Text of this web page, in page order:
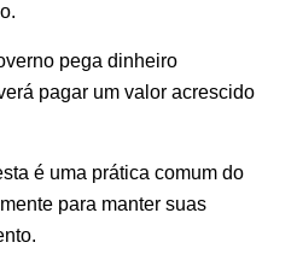
pega dinheiro
pagar um valor acrescido
é uma prática comum do
para manter suas